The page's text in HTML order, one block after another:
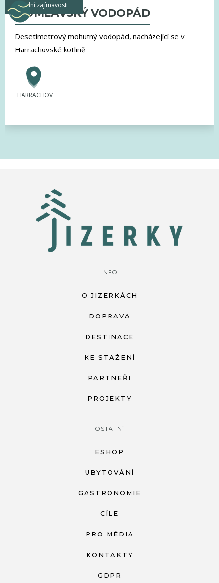
vodní zajímavosti
MUMLAVSKÝ VODOPÁD
Desetimetrový mohutný vodopád, nacházející se v
Harrachovské kotlině
HARRACHOV
INFO
O JIZERKÁCH
DOPRAVA
DESTINACE
KE STAŽENÍ
PARTNEŘI
PROJEKTY
OSTATNÍ
ESHOP
UBYTOVÁNÍ
GASTRONOMIE
CÍLE
PRO MÉDIA
KONTAKTY
GDPR